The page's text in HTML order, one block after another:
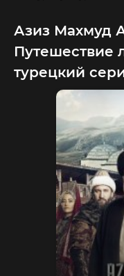
Азиз Махмуд
Путешествие
турецкий